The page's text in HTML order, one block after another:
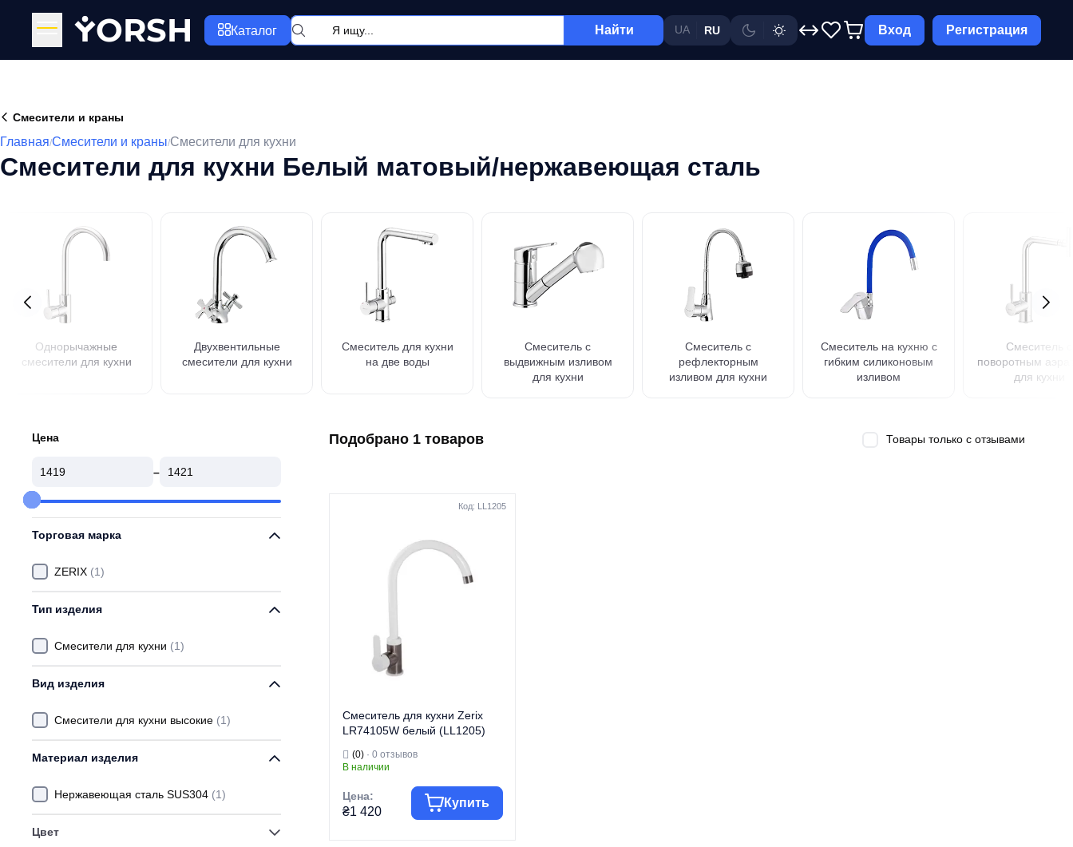
YORSH Каталог Найти UA RU Вход Регистрация
Смесители и краны
Главная/Смесители и краны/Смесители для кухни
Смесители для кухни Белый матовый/нержавеющая сталь
Однорычажные
смесители для кухни
Двухвентильные
смесители для кухни
Смеситель для кухни
на две воды
Смеситель с
выдвижным изливом
для кухни
Смеситель с
рефлекторным
изливом для кухни
Смеситель на кухню с
гибким силиконовым
изливом
Смеситель с
поворотным
для кухни
Цена
–
Торговая марка
ZERIX (1)
Тип изделия
Смесители для кухни (1)
Вид изделия
Смесители для кухни высокие (1)
Материал изделия
Нержавеющая сталь SUS304 (1)
Цвет
Подобрано 1 товаров Товары только с отзывами
Код: LL1205
Смеситель для кухни Zerix
LR74105W белый (LL1205)
(0) · 0 отзывов
В наличии
Цена:
₴1 420
Купить